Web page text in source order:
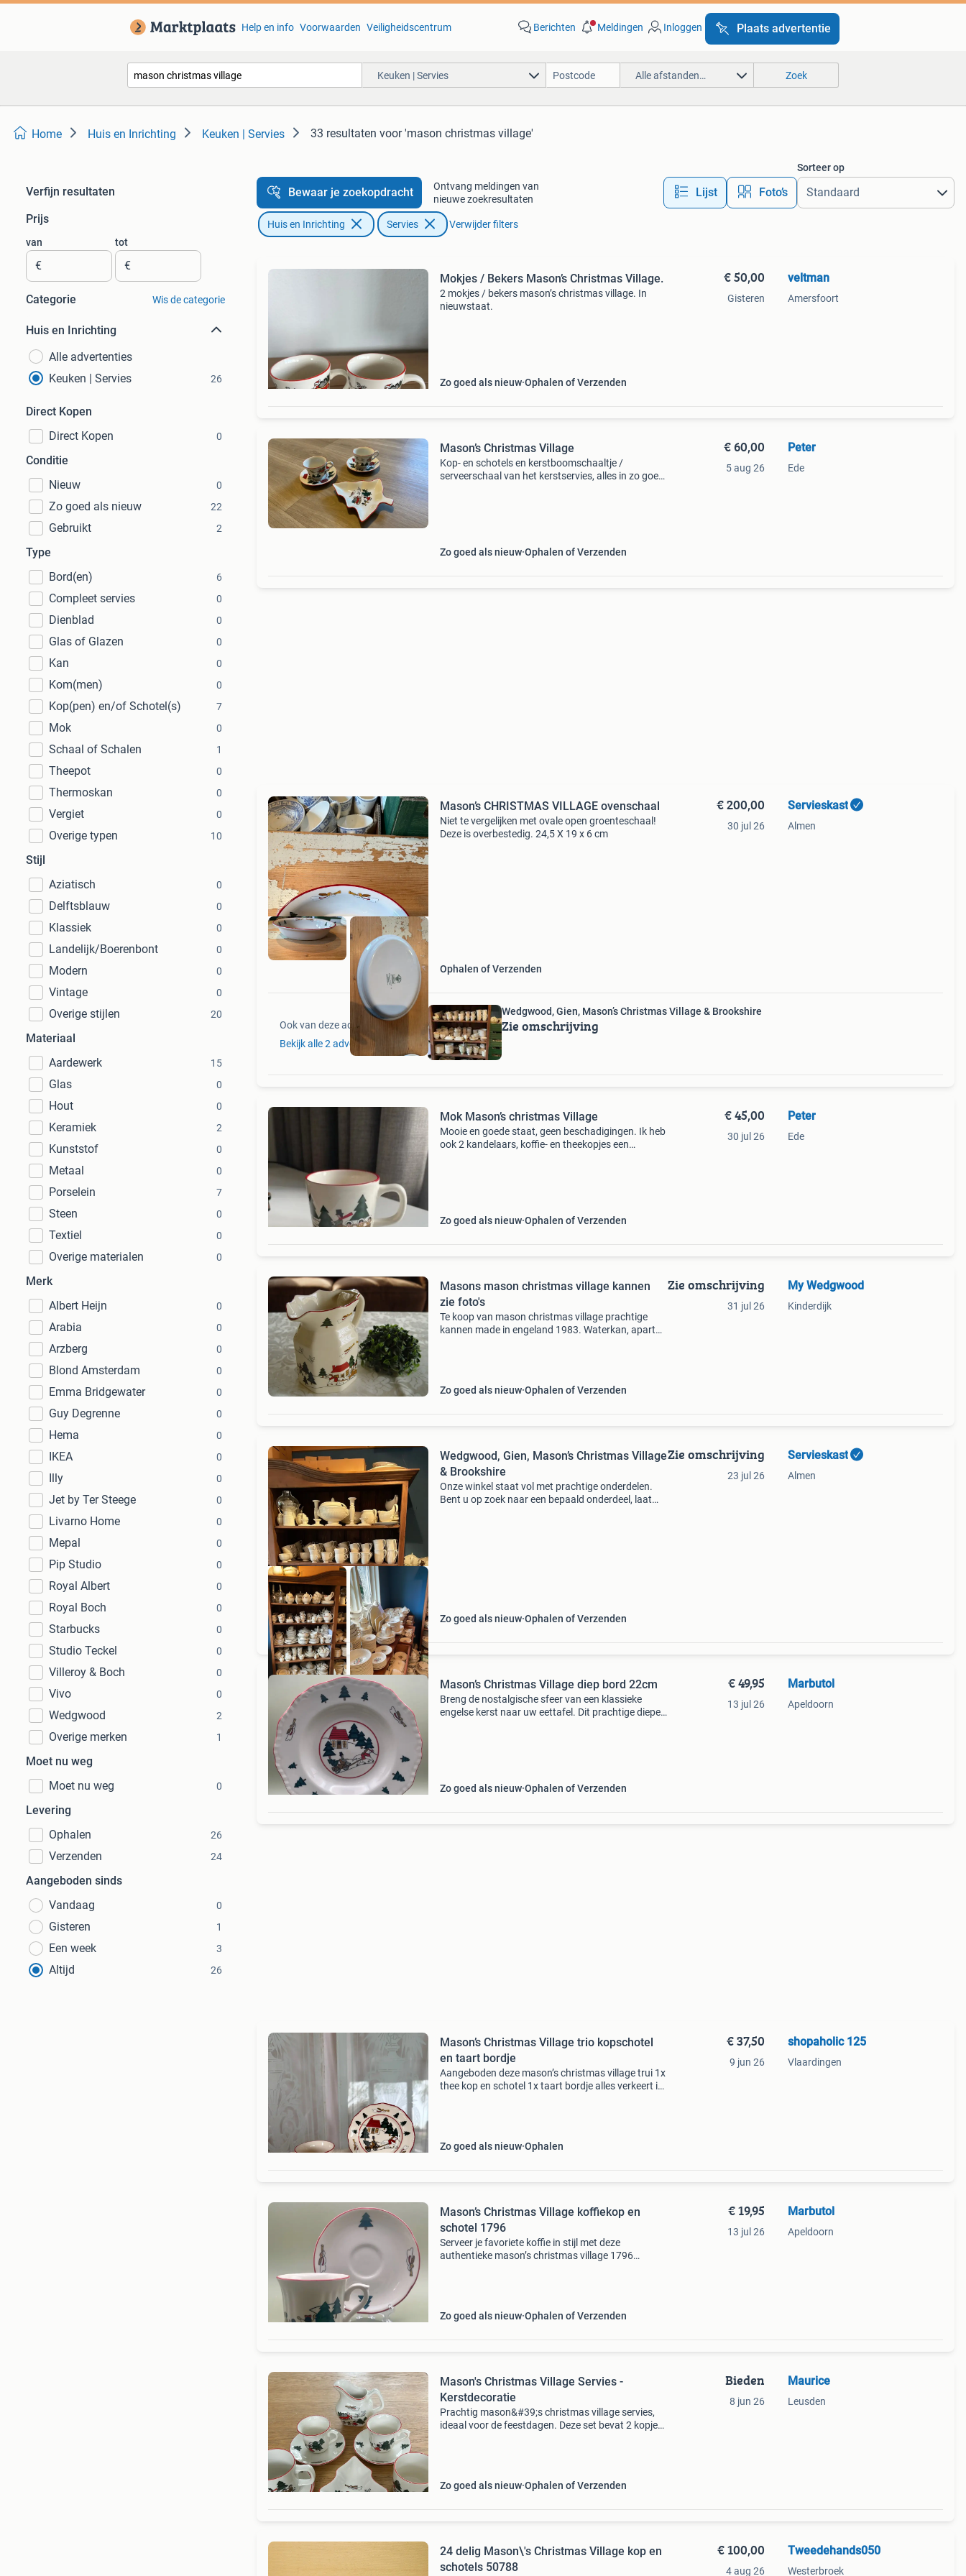
Help en info Voorwaarden Veiligheidscentrum Berichten Meldingen Inloggen Plaats advertentie
Keuken | Servies Alle afstanden… Zoek
Home Huis en Inrichting Keuken | Servies 33 resultaten voor 'mason christmas village'
Verfijn resultaten
Prijs
van
€
tot
€
Categorie Wis de categorie
Huis en Inrichting
Alle advertenties
Keuken | Servies
26
Direct Kopen
Direct Kopen
0
Conditie
Nieuw
0
Zo goed als nieuw 22
Gebruikt 2
Type
Bord(en)
6
Compleet servies 0
Dienblad 0
Glas of Glazen 0
Kan 0
Kom(men) 0
Kop(pen) en/of Schotel(s) 7
Mok 0
Schaal of Schalen 1
Theepot 0
Thermoskan 0
Vergiet 0
Overige typen 10
Stijl
Aziatisch
0
Delftsblauw 0
Klassiek 0
Landelijk/Boerenbont 0
Modern 0
Vintage 0
Overige stijlen 20
Materiaal
Aardewerk
15
Glas 0
Hout 0
Keramiek 2
Kunststof 0
Metaal 0
Porselein 7
Steen 0
Textiel 0
Overige materialen 0
Merk
Albert Heijn
0
Arabia 0
Arzberg 0
Blond Amsterdam 0
Emma Bridgewater 0
Guy Degrenne 0
Hema 0
IKEA 0
Illy 0
Jet by Ter Steege 0
Livarno Home 0
Mepal 0
Pip Studio 0
Royal Albert 0
Royal Boch 0
Starbucks 0
Studio Teckel 0
Villeroy & Boch 0
Vivo 0
Wedgwood 2
Overige merken 1
Moet nu weg
Moet nu weg
0
Levering
Ophalen
26
Verzenden 24
Aangeboden sinds
Vandaag
0
Gisteren 1
Een week 3
Altijd 26
Bewaar je zoekopdracht
Ontvang meldingen van
nieuwe zoekresultaten
Lijst Foto’s
Sorteer op
Huis en Inrichting Servies Verwijder filters
Mokjes / Bekers Mason’s Christmas Village.
2 mokjes / bekers mason’s christmas village. In
nieuwstaat.
Zo goed als nieuw Ophalen of Verzenden
€ 50,00
Gisteren
veltman
Amersfoort
Mason’s Christmas Village
Kop- en schotels en kerstboomschaaltje /
serveerschaal van het kerstservies, alles in zo goed
Zo goed als nieuw Ophalen of Verzenden
€ 60,00
5 aug 26
Peter
Ede
Mason’s CHRISTMAS VILLAGE ovenschaal
Niet te vergelijken met ovale open groenteschaal!
Deze is overbestedig. 24,5 X 19 x 6 cm
Ophalen of Verzenden
€ 200,00
30 jul 26
Servieskast
Almen
Ook van deze adverteerder
Bekijk alle 2 advertenties
Wedgwood, Gien, Mason’s Christmas Village & Brookshire
Zie omschrijving
Mok Mason’s christmas Village
Mooie en goede staat, geen beschadigingen. Ik heb
ook 2 kandelaars, koffie- en theekopjes een
Zo goed als nieuw Ophalen of Verzenden
€ 45,00
30 jul 26
Peter
Ede
Masons mason christmas village kannen
zie foto's
Te koop van mason christmas village prachtige
kannen made in engeland 1983. Waterkan, apart
Zo goed als nieuw Ophalen of Verzenden
Zie omschrijving
31 jul 26
My Wedgwood
Kinderdijk
Wedgwood, Gien, Mason’s Christmas Village
& Brookshire
Onze winkel staat vol met prachtige onderdelen.
Bent u op zoek naar een bepaald onderdeel, laat
Zo goed als nieuw Ophalen of Verzenden
Zie omschrijving
23 jul 26
Servieskast
Almen
Mason’s Christmas Village diep bord 22cm
Breng de nostalgische sfeer van een klassieke
engelse kerst naar uw eettafel. Dit prachtige diepe
Zo goed als nieuw Ophalen of Verzenden
€ 49,95
13 jul 26
Marbutol
Apeldoorn
Mason’s Christmas Village trio kopschotel
en taart bordje
Aangeboden deze mason’s christmas village trui 1x
thee kop en schotel 1x taart bordje alles verkeert in
Zo goed als nieuw Ophalen
€ 37,50
9 jun 26
shopaholic 125
Vlaardingen
Mason’s Christmas Village koffiekop en
schotel 1796
Serveer je favoriete koffie in stijl met deze
authentieke mason’s christmas village 1796
Zo goed als nieuw Ophalen of Verzenden
€ 19,95
13 jul 26
Marbutol
Apeldoorn
Mason's Christmas Village Servies -
Kerstdecoratie
Prachtig mason&#39;s christmas village servies,
ideaal voor de feestdagen. Deze set bevat 2 kopjes
Zo goed als nieuw Ophalen of Verzenden
Bieden
8 jun 26
Maurice
Leusden
24 delig Mason\'s Christmas Village kop en
schotels 50788
€ 100,00
4 aug 26
Tweedehands050
Westerbroek